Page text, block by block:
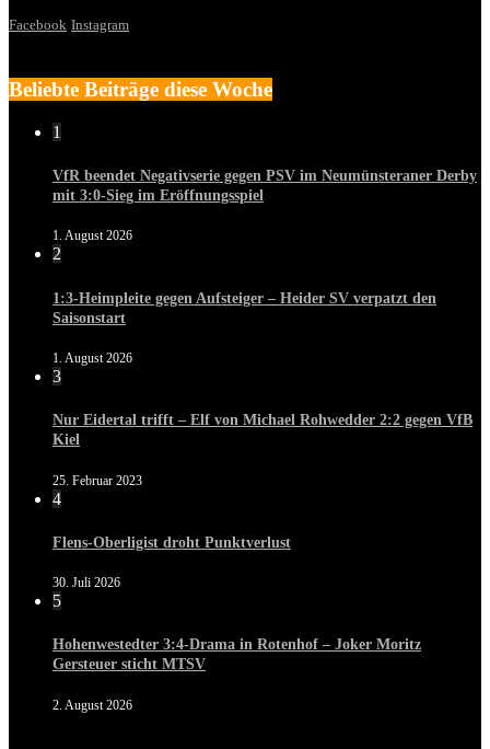
Facebook Instagram
Beliebte Beiträge diese Woche
1
VfR beendet Negativserie gegen PSV im Neumünsteraner Derby
mit 3:0-Sieg im Eröffnungsspiel
1. August 2026
2
1:3-Heimpleite gegen Aufsteiger – Heider SV verpatzt den
Saisonstart
1. August 2026
3
Nur Eidertal trifft – Elf von Michael Rohwedder 2:2 gegen VfB
Kiel
25. Februar 2023
4
Flens-Oberligist droht Punktverlust
30. Juli 2026
5
Hohenwestedter 3:4-Drama in Rotenhof – Joker Moritz
Gersteuer sticht MTSV
2. August 2026